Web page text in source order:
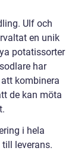
Ulf och
en unik
potatissorter
har
kombinera
de kan möta
i hela
leverans.